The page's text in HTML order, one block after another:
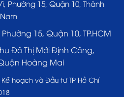
Phường 15, Quận 10, Thành
15, Quận 10, TP.HCM
Đô Thị Mới Định Công,
Hoàng Mai
hoạch và Đầu tư TP Hồ Chí